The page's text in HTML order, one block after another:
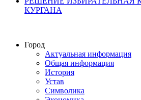
КУРГАНА
Город
Актуальная информация
Общая информация
История
Устав
Символика